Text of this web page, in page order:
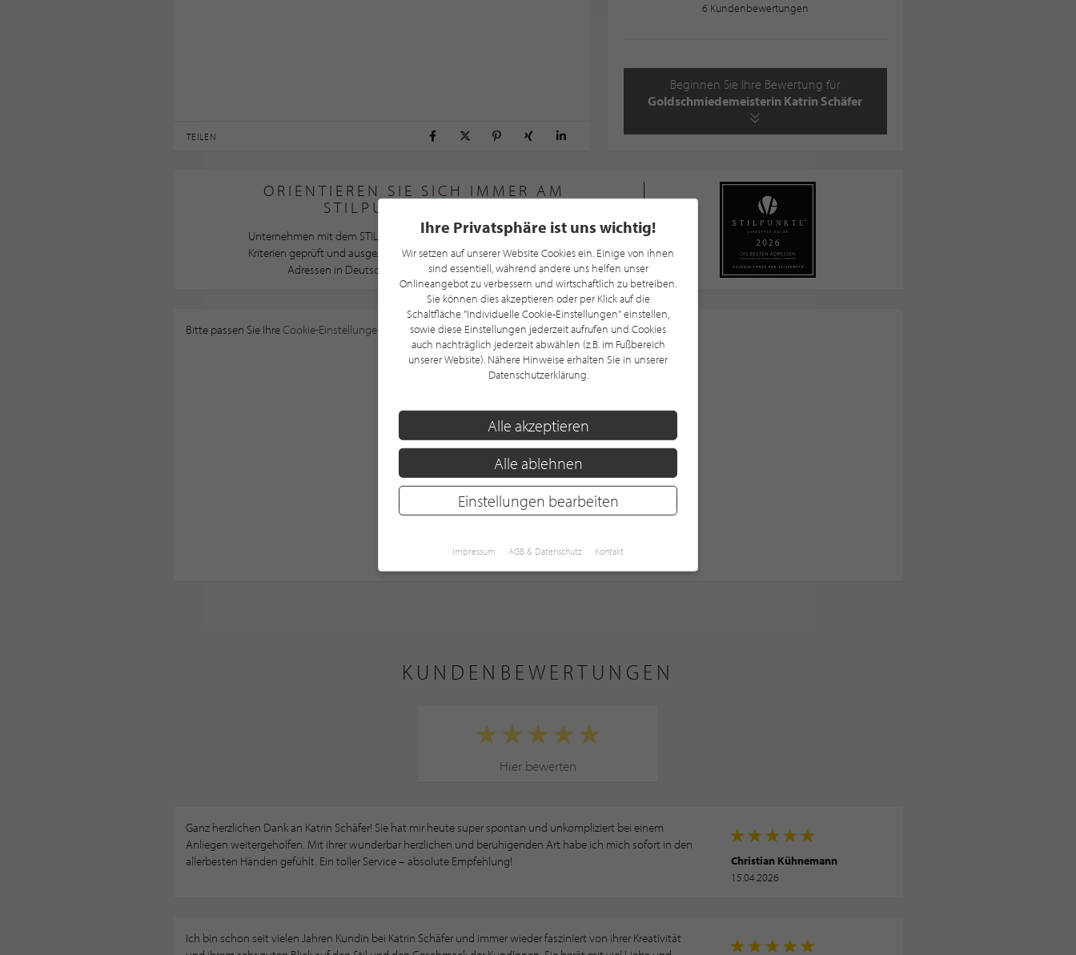
TEILEN
6 Kundenbewertungen
Beginnen Sie Ihre Bewertung für
Goldschmiedemeisterin Katrin Schäfer
ORIENTIEREN SIE SICH IMMER AM
STILPUNKTE®-POINT
Unternehmen mit dem STILPUNKTE®-Point wurden nach STILPUNKTE®
Kriterien geprüft und ausgezeichnet und gehören somit zu den besten
Adressen in Deutschland, Österreich und der Schweiz
Bitte passen Sie IhreCookie-Einstellungen an, um diese Karte sehen zu können.
KUNDENBEWERTUNGEN
Hier bewerten
Ganz herzlichen Dank an Katrin Schäfer! Sie hat mir heute super spontan und unkompliziert bei einem
Anliegen weitergeholfen. Mit ihrer wunderbar herzlichen und beruhigenden Art habe ich mich sofort in den
allerbesten Händen gefühlt. Ein toller Service – absolute Empfehlung!
Christian Kühnemann
15.04.2026
Ich bin schon seit vielen Jahren Kundin bei Katrin Schäfer und immer wieder fasziniert von ihrer Kreativität
Ihre Privatsphäre ist uns wichtig!
Wir setzen auf unserer Website Cookies ein. Einige von ihnen
sind essentiell, während andere uns helfen unser
Onlineangebot zu verbessern und wirtschaftlich zu betreiben.
Sie können dies akzeptieren oder per Klick auf die
Schaltfläche "Individuelle Cookie-Einstellungen" einstellen,
sowie diese Einstellungen jederzeit aufrufen und Cookies
auch nachträglich jederzeit abwählen (z.B. im Fußbereich
unserer Website). Nähere Hinweise erhalten Sie in unserer
Datenschutzerklärung.
Alle akzeptieren
Alle ablehnen
Einstellungen bearbeiten
Impressum AGB & Datenschutz Kontakt